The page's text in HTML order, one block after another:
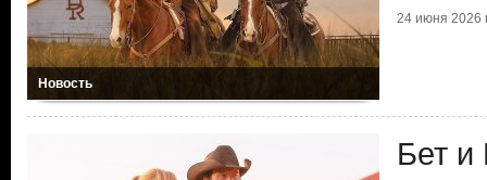
Новость
24 июня 2026
Бет и